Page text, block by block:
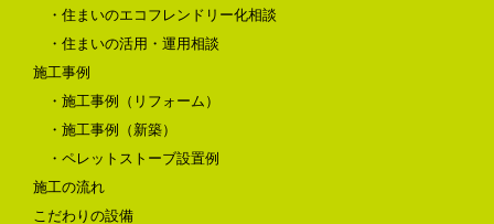
・住まいのエコフレンドリー化相談
・住まいの活用・運用相談
施工事例
・施工事例（リフォーム）
・施工事例（新築）
・ペレットストーブ設置例
施工の流れ
こだわりの設備